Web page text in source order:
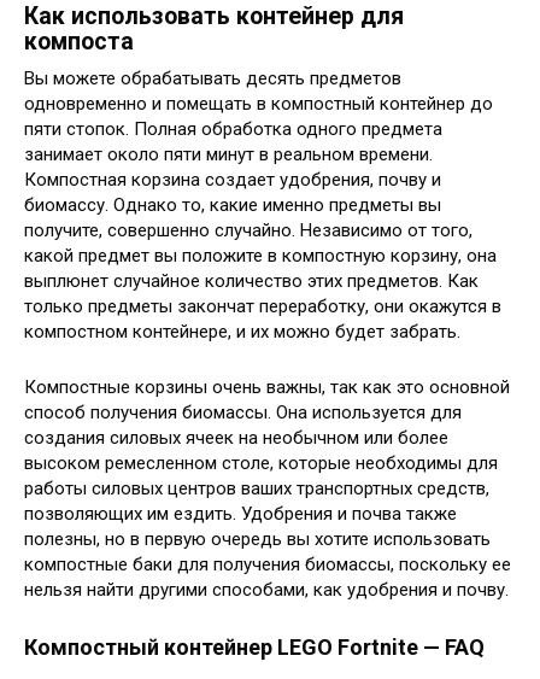
Как использовать контейнер для
компоста
Вы можете обрабатывать десять предметов
одновременно и помещать в компостный контейнер до
пяти стопок. Полная обработка одного предмета
занимает около пяти минут в реальном времени.
Компостная корзина создает удобрения, почву и
биомассу. Однако то, какие именно предметы вы
получите, совершенно случайно. Независимо от того,
какой предмет вы положите в компостную корзину, она
выплюнет случайное количество этих предметов. Как
только предметы закончат переработку, они окажутся в
компостном контейнере, и их можно будет забрать.
Компостные корзины очень важны, так как это основной
способ получения биомассы. Она используется для
создания силовых ячеек на необычном или более
высоком ремесленном столе, которые необходимы для
работы силовых центров ваших транспортных средств,
позволяющих им ездить. Удобрения и почва также
полезны, но в первую очередь вы хотите использовать
компостные баки для получения биомассы, поскольку ее
нельзя найти другими способами, как удобрения и почву.
Компостный контейнер LEGO Fortnite — FAQ